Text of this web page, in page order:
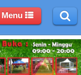
Menu